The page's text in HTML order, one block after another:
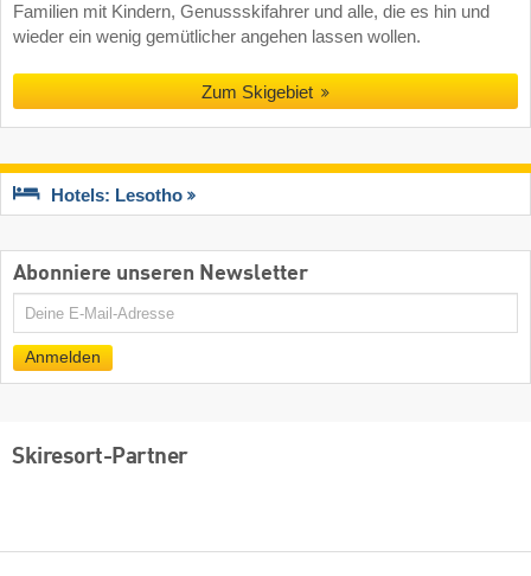
Familien mit Kindern, Genussskifahrer und alle, die es hin und
wieder ein wenig gemütlicher angehen lassen wollen.
Zum Skigebiet
Hotels: Lesotho
Abonniere unseren Newsletter
E-
Anmelden
Skiresort-Partner